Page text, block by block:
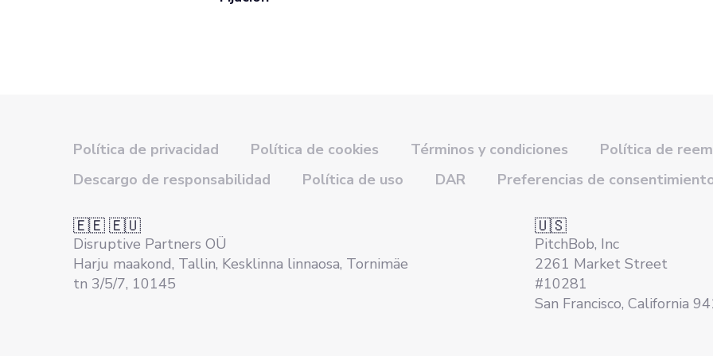
Política de privacidad Política de cookies Términos y condiciones
Política de
Descargo de responsabilidad
Política de uso DAR Preferencias de
🇪🇪 🇪🇺
Disruptive Partners OÜ
Harju maakond, Tallin, Kesklinna linnaosa, Tornimäe
tn 3/5/7, 10145
🇺🇸
PitchBob, Inc
2261 Market Street
#10281
San Francisco, California